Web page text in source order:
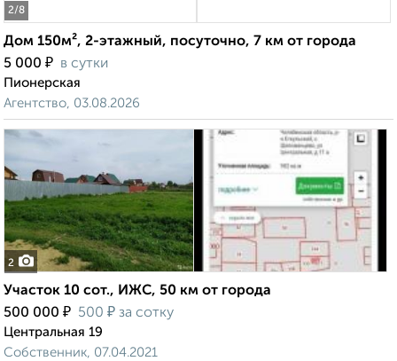
2/8
Дом 150м², 2-этажный, посуточно, 7 км от города
5 000 ₽ в сутки
Пионерская
Агентство, 03.08.2026
2
Участок 10 сот., ИЖС, 50 км от города
500 000 ₽ 500 ₽ за сотку
Центральная 19
Собственник, 07.04.2021